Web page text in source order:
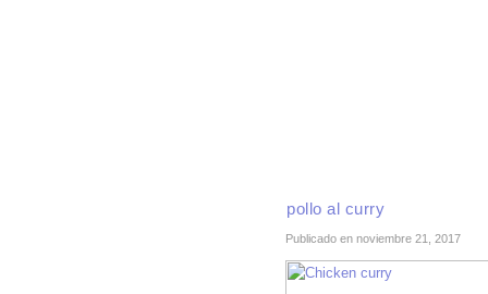
pollo al curry
Publicado en noviembre 21, 2017